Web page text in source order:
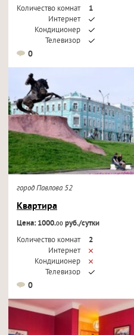
Количество комнат
1
Интернет
Кондиционер
Телевизор
0
город Павлова 52
Квартира
Цена: 1000.00руб./сутки
Количество комнат
2
Интернет
Кондиционер
Телевизор
0